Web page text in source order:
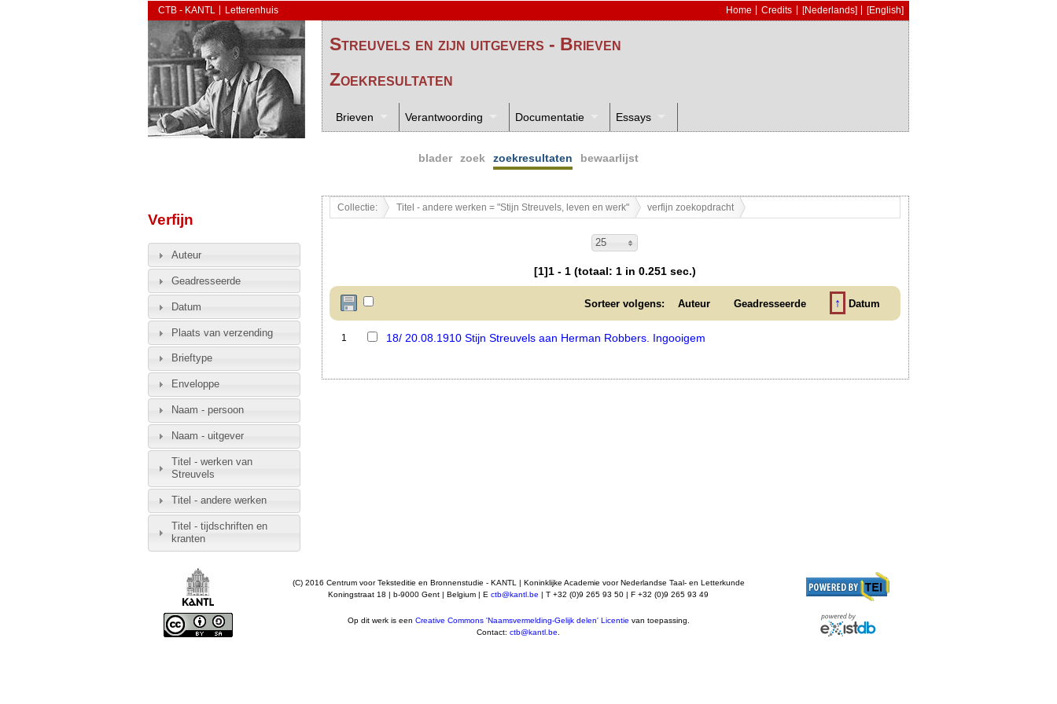
CTB - KANTL Letterenhuis Home Credits [Nederlands] [English]
Streuvels en zijn uitgevers - Brieven
Zoekresultaten
Brieven Verantwoording Documentatie Essays
blader zoek zoekresultaten bewaarlijst
Collectie: Titel - andere werken = "Stijn Streuvels, leven en werk" verfijn zoekopdracht
25
[1]1 - 1 (totaal: 1 in 0.251 sec.)
Sorteer volgens: Auteur Geadresseerde ↑ Datum
1 18/ 20.08.1910 Stijn Streuvels aan Herman Robbers. Ingooigem
Verfijn
Auteur
Geadresseerde
Datum
Plaats van verzending
Brieftype
Enveloppe
Naam - persoon
Naam - uitgever
Titel - werken van
Streuvels
Titel - andere werken
Titel - tijdschriften en
kranten
(C) 2016 Centrum voor Teksteditie en Bronnenstudie - KANTL | Koninklijke Academie voor Nederlandse Taal- en Letterkunde
Koningstraat 18 | b-9000 Gent | Belgium | Ectb@kantl.be | T +32 (0)9 265 93 50 | F +32 (0)9 265 93 49
Op dit werk is een Creative Commons 'Naamsvermelding-Gelijk delen' Licentie van toepassing.
Contact:ctb@kantl.be